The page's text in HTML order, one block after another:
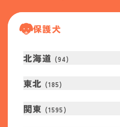
保護犬
北海道 (94)
東北 (185)
関東 (1595 )